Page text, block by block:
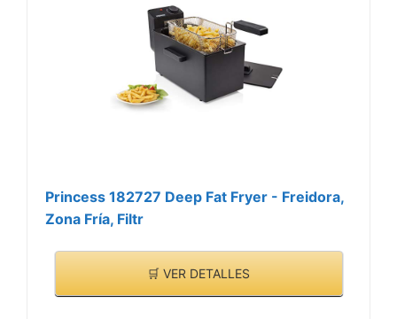
Princess 182727 Deep Fat Fryer - Freidora,
Zona Fría, Filtr
🛒 VER DETALLES